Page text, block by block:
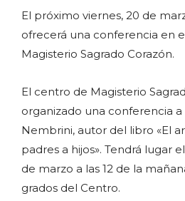
El próximo viernes, 20 de
ofrecerá una conferencia en
Magisterio Sagrado Corazón.
El centro de Magisterio
organizado una conferencia
Nembrini, autor del libro «El
padres a hijos». Tendrá lugar
de marzo a las 12 de la
grados del Centro.